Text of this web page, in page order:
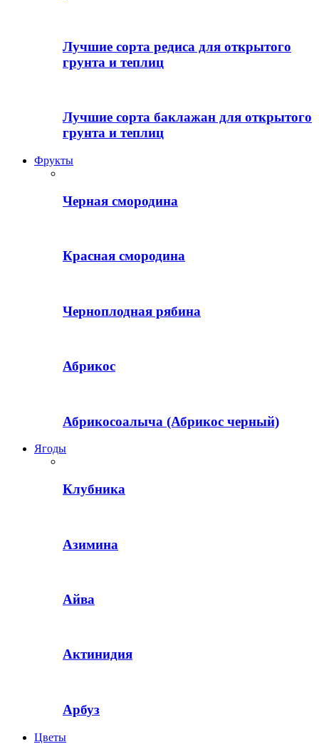
Лучшие сорта редиса для открытого
грунта и теплиц
Лучшие сорта баклажан для открытого
грунта и теплиц
Фрукты
Черная смородина
Красная смородина
Черноплодная рябина
Абрикос
Абрикосоалыча (Абрикос черный)
Ягоды
Клубника
Азимина
Айва
Актинидия
Арбуз
Цветы